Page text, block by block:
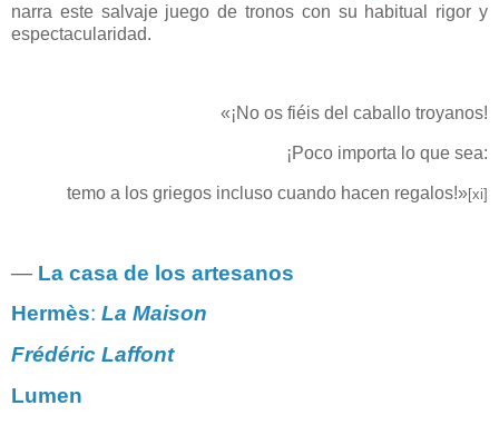
narra este salvaje juego de tronos con su habitual rigor y
espectacularidad.
«¡No os fiéis del caballo troyanos!
¡Poco importa lo que sea:
temo a los griegos incluso cuando hacen regalos!»[xi]
― La casa de los artesanos
Hermès: La Maison
Frédéric Laffont
Lumen